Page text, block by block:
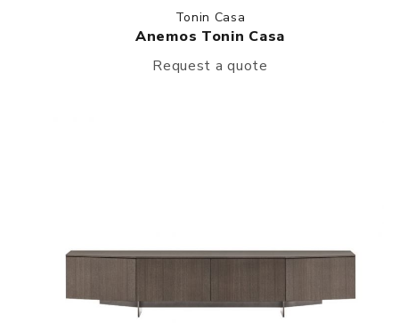
Tonin Casa
Anemos Tonin Casa
Request a quote